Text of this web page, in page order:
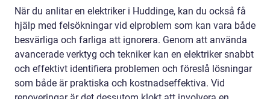
När du anlitar en elektriker i Huddinge, kan du också få
hjälp med felsökningar vid elproblem som kan vara både
besvärliga och farliga att ignorera. Genom att använda
avancerade verktyg och tekniker kan en elektriker snabbt
och effektivt identifiera problemen och föreslå lösningar
som både är praktiska och kostnadseffektiva. Vid